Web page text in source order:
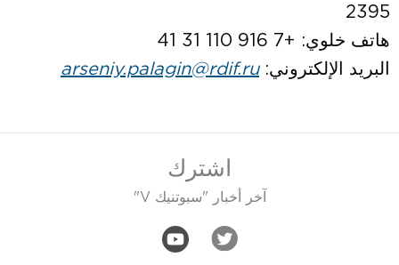
2395
هاتف خلوي: +7 916 110 31 41
البريد الإلكتروني:arseniy.palagin@rdif.ru
اشترك
آخر أخبار "سبوتنيك V"